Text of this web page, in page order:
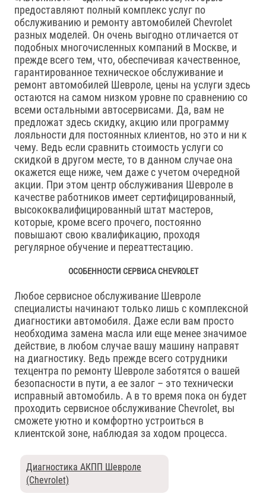
предоставляют полный комплекс услуг по
обслуживанию и ремонту автомобилей Chevrolet
разных моделей. Он очень выгодно отличается от
подобных многочисленных компаний в Москве, и
прежде всего тем, что, обеспечивая качественное,
гарантированное техническое обслуживание и
ремонт автомобилей Шевроле, цены на услуги здесь
остаются на самом низком уровне по сравнению со
всеми остальными автосервисами. Да, вам не
предложат здесь скидку, акцию или программу
лояльности для постоянных клиентов, но это и ни к
чему. Ведь если сравнить стоимость услуги со
скидкой в другом месте, то в данном случае она
окажется еще ниже, чем даже с учетом очередной
акции. При этом центр обслуживания Шевроле в
качестве работников имеет сертифицированный,
высококвалифицированный штат мастеров,
которые, кроме всего прочего, постоянно
повышают свою квалификацию, проходя
регулярное обучение и переаттестацию.
ОСОБЕННОСТИ СЕРВИСА CHEVROLET
Любое сервисное обслуживание Шевроле
специалисты начинают только лишь с комплексной
диагностики автомобиля. Даже если вам просто
необходима замена масла или еще менее значимое
действие, в любом случае вашу машину направят
на диагностику. Ведь прежде всего сотрудники
техцентра по ремонту Шевроле заботятся о вашей
безопасности в пути, а ее залог – это технически
исправный автомобиль. А в то время пока он будет
проходить сервисное обслуживание Chevrolet, вы
сможете уютно и комфортно устроиться в
клиентской зоне, наблюдая за ходом процесса.
Диагностика АКПП Шевроле
(Chevrolet)